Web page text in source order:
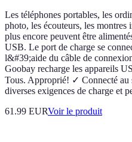
Les téléphones portables, les
photo, les écouteurs, les montres
plus encore peuvent être
USB. Le port de charge se
l&#39;aide du câble de
Goobay recharge les appareils
Tous. Approprié! ✓ Connecté au
diverses exigences de charge et
61.99 EURVoir le produit